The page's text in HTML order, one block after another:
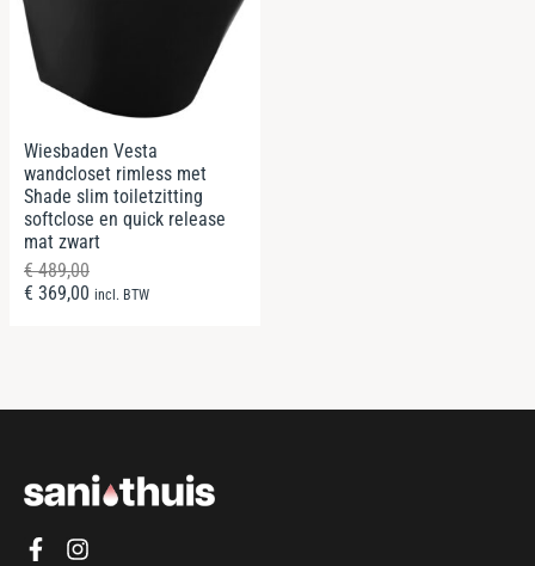
Wiesbaden Vesta
wandcloset rimless met
Shade slim toiletzitting
softclose en quick release
mat zwart
€489,00
€ 369,00 incl. BTW